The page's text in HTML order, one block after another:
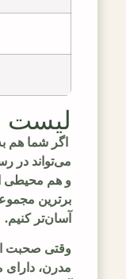
لیست
اگر شما هم
می‌تواند در
و هم محیطی
برترین
آسان‌تر کنیم.
وقتی صحبت
مدرن، دارای